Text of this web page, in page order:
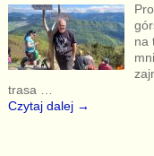
na
trasa
Czytaj dalej →